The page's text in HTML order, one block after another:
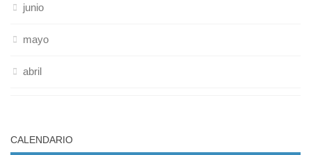
junio
mayo
abril
CALENDARIO